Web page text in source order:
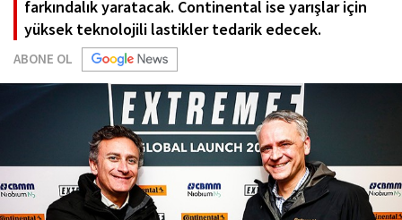
farkındalık yaratacak. Continental ise yarışlar için
yüksek teknolojili lastikler tedarik edecek.
ABONE OL